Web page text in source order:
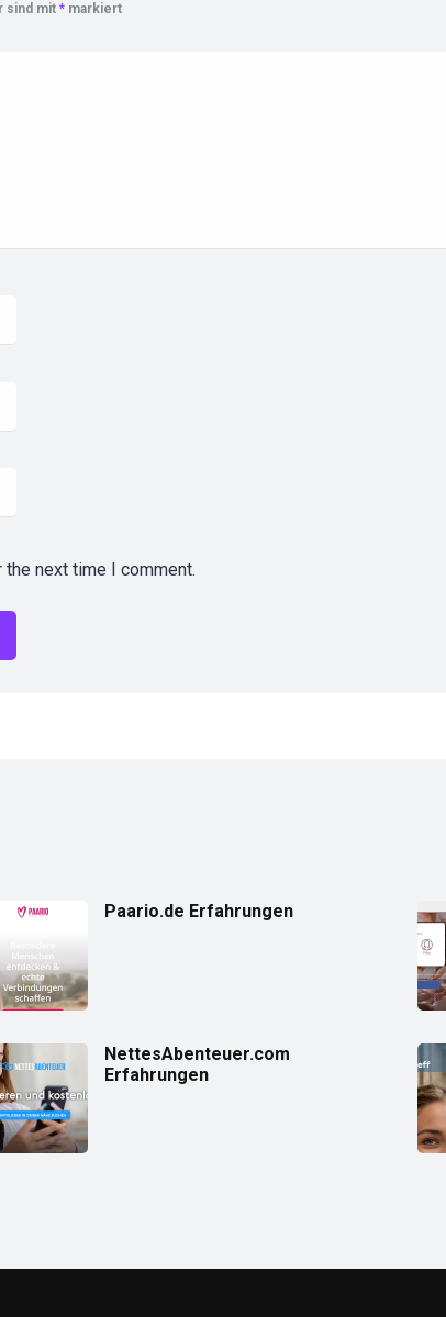
sind mit * markiert
next time I comment.
Paario.de Erfahrungen
NettesAbenteuer.com
Erfahrungen